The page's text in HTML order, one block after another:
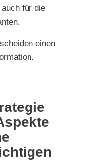
für die
einen